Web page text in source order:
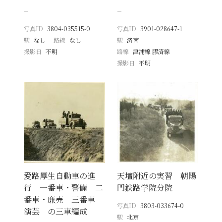
−
写真ID 3804-035515-0
駅 なし 路線 なし
撮影日
不明
−
写真ID 3901-028647-1
駅 済南
路線 津浦線 膠済線
撮影日 不明
愛路厚生自動車の進
行 一番車・警備 二
番車・廉売 三番車
演芸 の三車編成
天壇附近の実習 朝陽
門鉄路学院分院
写真ID 3803-033674-0
駅 北京